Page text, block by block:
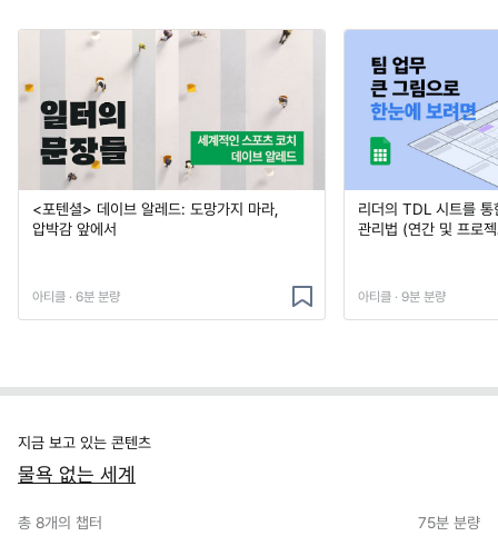
<포텐셜> 데이브 알레드: 도망가지 마라,
압박감 앞에서
아티클 · 6분 분량
리더의 TDL 시트를
관리법 (연간 및 프로
아티클 · 9분 분량
지금 보고 있는 콘텐츠
물욕 없는 세계
총 8개의 챕터 75분 분량